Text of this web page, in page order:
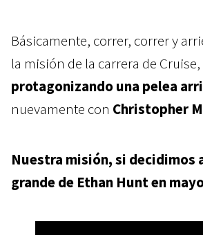
Básicamente, correr, correr y
la misión de la carrera de
protagonizando una pelea
nuevamente con Christopher
Nuestra misión, si decidimos
grande de Ethan Hunt en